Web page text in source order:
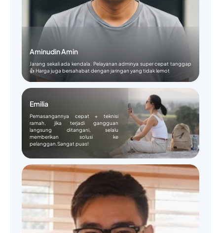
Aminudin Amin
Jarang sekali ada kendala. Pelayanan adminya super cepat tanggap
👍 Harga juga bersahabat dengan jaringan yang tidak lemot
Emilia
Pemasangannya cepat + teknisi
ramah, jika terjadi gangguan
langsung ditangani, selalu
memberikan solusi ke
pelanggan.Sangat puas!